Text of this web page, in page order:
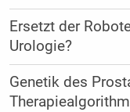
Ersetzt der
Urologie?
Genetik des